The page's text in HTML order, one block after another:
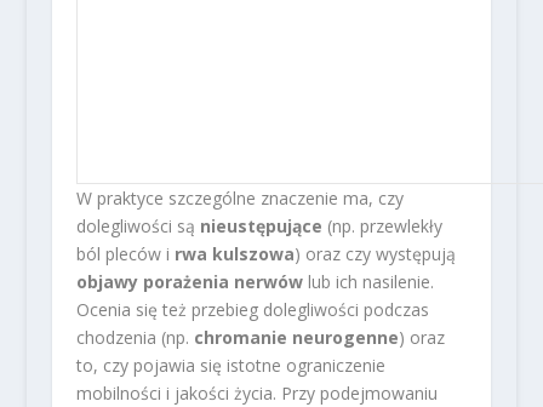
W praktyce szczególne znaczenie ma, czy
dolegliwości są nieustępujące (np. przewlekły
ból pleców i rwa kulszowa) oraz czy występują
objawy porażenia nerwówlub ich nasilenie.
Ocenia się też przebieg dolegliwości podczas
chodzenia (np. chromanie neurogenne) oraz
to, czy pojawia się istotne ograniczenie
mobilności i jakości życia. Przy podejmowaniu